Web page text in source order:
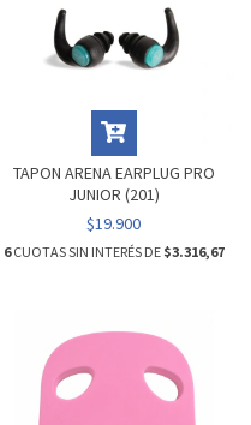
TAPON ARENA EARPLUG PRO
JUNIOR (201)
$19.900
6CUOTAS SIN INTERÉS DE $3.316,67